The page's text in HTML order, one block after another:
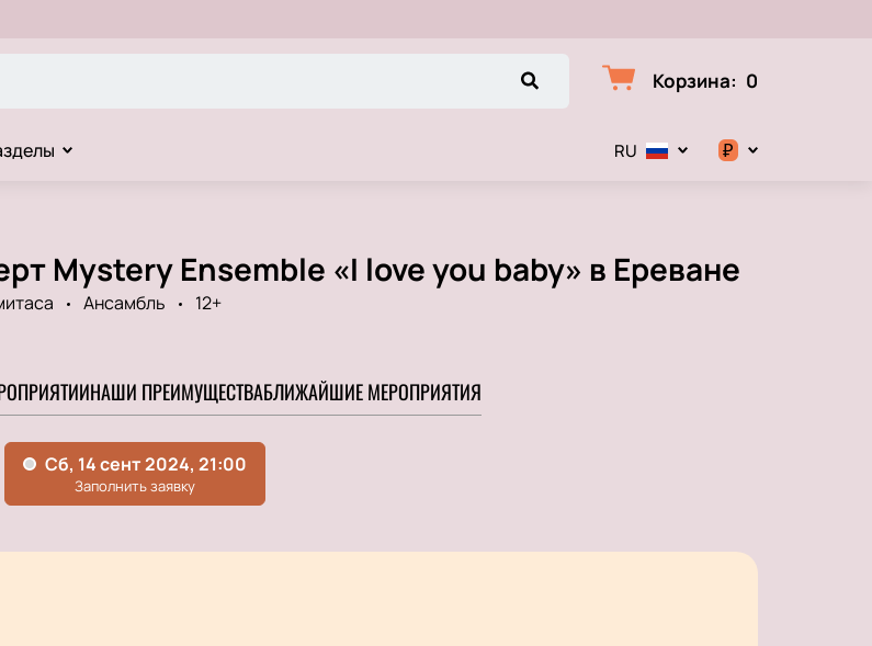
Корзина: 0
RU ₽
Mystery Ensemble «I love you baby» в Ереване
Ансамбль
12+
НАШИ ПРЕИМУЩЕСТВАБЛИЖАЙШИЕ МЕРОПРИЯТИЯ